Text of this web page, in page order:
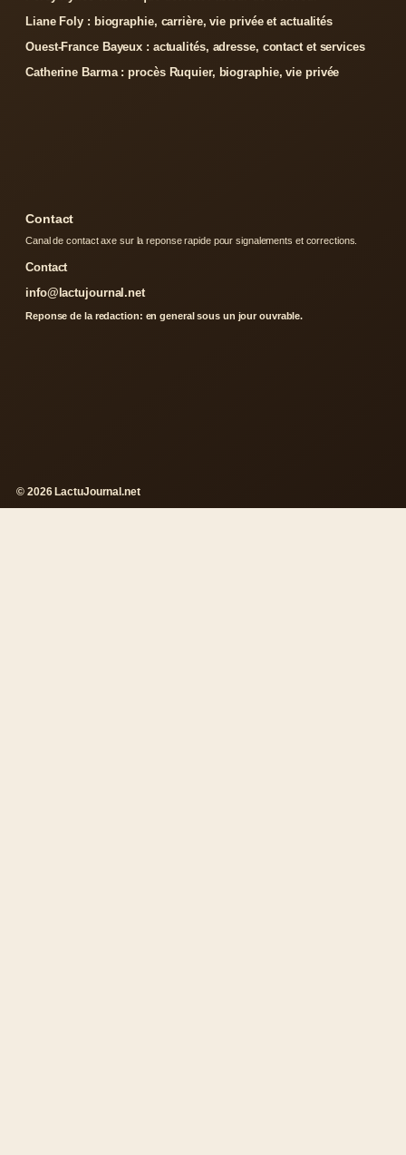
Liane Foly : biographie, carrière, vie privée et actualités
Ouest-France Bayeux : actualités, adresse, contact et services
Catherine Barma : procès Ruquier, biographie, vie privée
Contact
Canal de contact axe sur la reponse rapide pour signalements et corrections.
Contact
info@lactujournal.net
Reponse de la redaction: en general sous un jour ouvrable.
© 2026 LactuJournal.net